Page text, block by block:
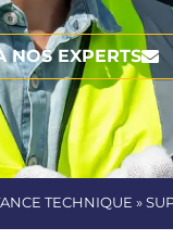
NOS EXPERTS
TECHNIQUE »